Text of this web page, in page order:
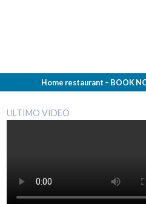
Home restaurant – BOOK
ULTIMO VIDEO